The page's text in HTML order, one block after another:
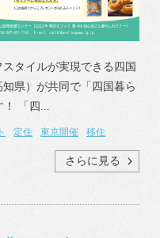
タイルが実現できる四国
県）が共同で「四国暮ら
「四...
定住 東京開催 移住
さらに見る